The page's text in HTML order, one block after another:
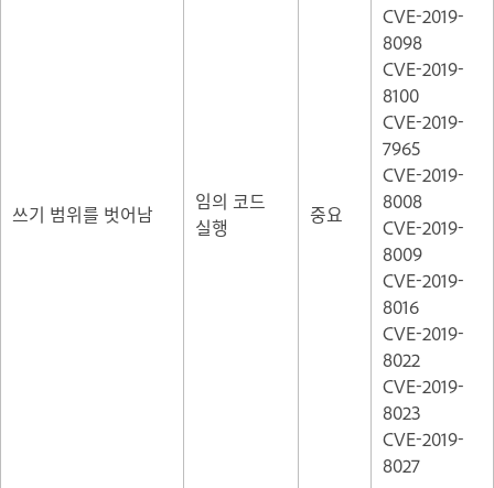
쓰기 범위를 벗어남
임의 코드
실행
중요
CVE-2019-
8098
CVE-2019-
8100
CVE-2019-
7965
CVE-2019-
8008
CVE-2019-
8009
CVE-2019-
8016
CVE-2019-
8022
CVE-2019-
8023
CVE-2019-
8027